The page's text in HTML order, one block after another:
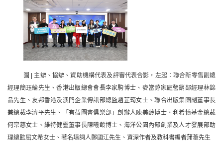
圖 | 主辦、協辦、資助機構代表及評審代表合影，左起：聯合新零售副總
經理簡珏綸先生、香港出版總會會長李家駒博士、麥當勞家庭營銷部經理林錦
品先生、友邦香港及澳門企業傳訊部總監趙芷筠女士、聯合出版集團副董事長
兼總裁李濟平先生、「有益圖書俱樂部」創辦人陳美齡博士、利希慎基金總裁
何宗慈女士、維特健靈董事長陳曦齡博士、海洋公園內部創業及人才發展部助
理總監屈文希女士、著名填詞人鄭國江先生、資深作者及教科書編者蒲葦先生